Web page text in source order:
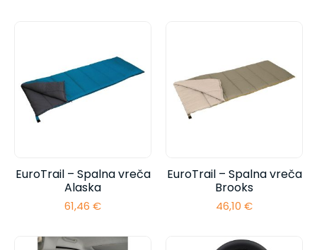
EuroTrail – Spalna vreča
Alaska
61,46 €
EuroTrail – Spalna vreča
Brooks
46,10 €